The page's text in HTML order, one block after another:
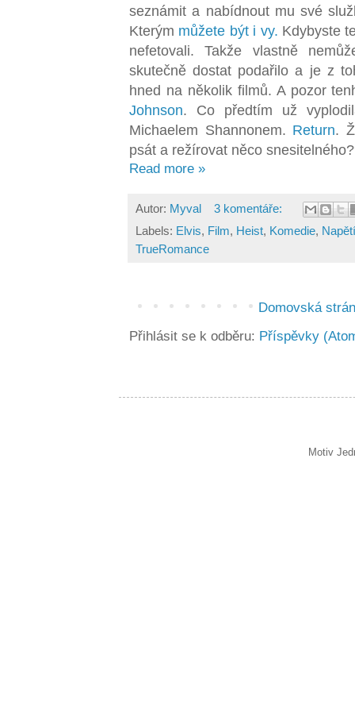
seznámit a nabídnout mu své
Kterým můžete být i vy. Kdybyste
nefetovali. Takže vlastně
skutečně dostat podařilo a je z
hned na několik filmů. A pozor
Johnson. Co předtím už
Michaelem Shannonem. Return.
psát a režírovat něco
Read more »
Autor: Myval
3 komentáře:
Labels: Elvis, Film, Heist, Komedie, Napětí
TrueRomance
Domovská
Přihlásit se k odběru: Příspěvky
Motiv